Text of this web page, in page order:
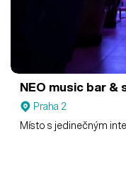
NEO music bar &
Praha 2
Místo s jedinečným